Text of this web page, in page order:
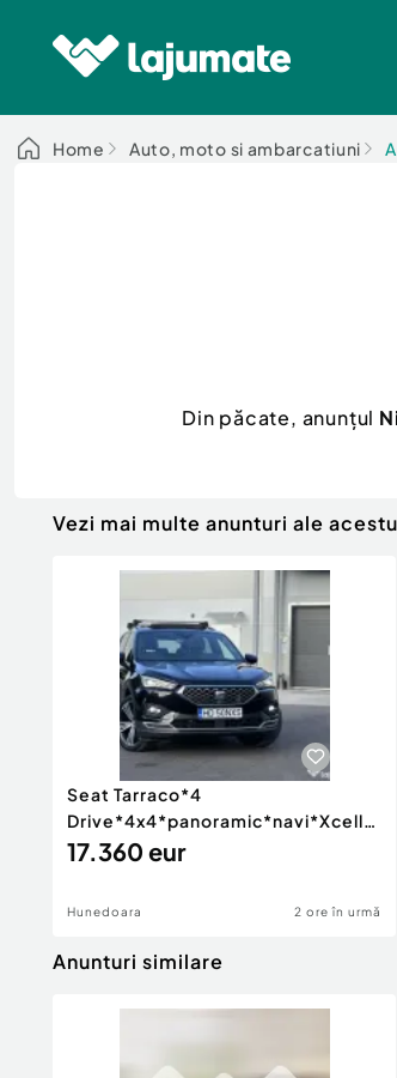
Home Auto, moto si ambarcatiuni
Din păcate, anunțul
Vezi mai multe anunturi ale
Seat Tarraco*4
locuri*BiXenon*factura*2.0 d
17.360 eur
Hunedoara 2 ore în urmă
Anunturi similare